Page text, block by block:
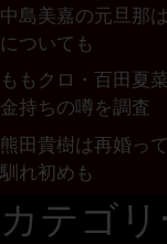
中島美嘉の元旦那
についても
ももクロ・百田夏
金持ちの噂を調査
熊田貴樹は再婚っ
馴れ初めも
カテゴリ